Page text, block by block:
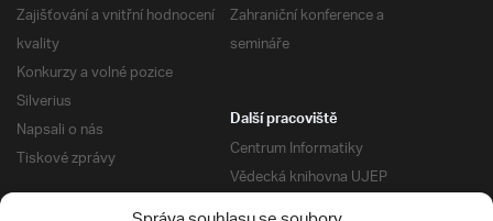
Zajišťování a vnitřní hodnocení
kvality
Konkurzy a volné pozice
Silverius
Napsali o nás
Tiskové zprávy
Zahraniční konference a
semináře
Další pracoviště
Centrum Informatiky
Vědecká knihovna UJEP
Správa kolejí a menz